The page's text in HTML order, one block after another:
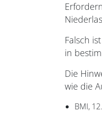
Falsch
in
Die
wie die
BMI,